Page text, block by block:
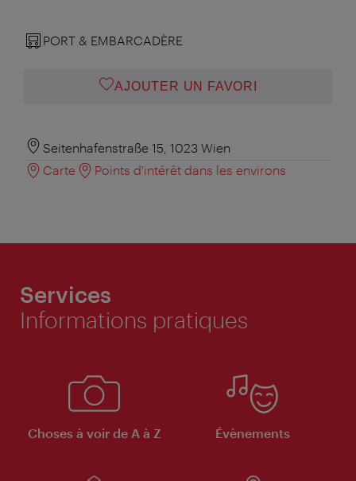
PORT & EMBARCADÈRE
AJOUTER UN FAVORI
Seitenhafenstraße 15, 1023 Wien
Carte
Points d'intérêt dans les environs
Services
Informations pratiques
Choses à voir de A à Z Évènements